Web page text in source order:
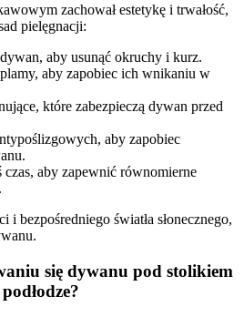
zachował estetykę i trwałość,
pielęgnacji:
aby usunąć okruchy i kurz.
aby zapobiec ich wnikaniu w
które zabezpieczą dywan przed
aby zapobiec
aby zapewnić równomierne
bezpośredniego światła słonecznego,
się dywanu pod stolikiem